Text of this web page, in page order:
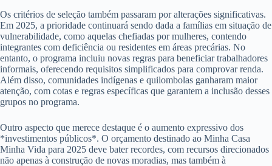
Os critérios de seleção também passaram por alterações significativas.
Em 2025, a prioridade continuará sendo dada a famílias em situação de
vulnerabilidade, como aquelas chefiadas por mulheres, contendo
integrantes com deficiência ou residentes em áreas precárias. No
entanto, o programa incluiu novas regras para beneficiar trabalhadores
informais, oferecendo requisitos simplificados para comprovar renda.
Além disso, comunidades indígenas e quilombolas ganharam maior
atenção, com cotas e regras específicas que garantem a inclusão desses
grupos no programa.
Outro aspecto que merece destaque é o aumento expressivo dos
*investimentos públicos*. O orçamento destinado ao Minha Casa
Minha Vida para 2025 deve bater recordes, com recursos direcionados
não apenas à construção de novas moradias, mas também à